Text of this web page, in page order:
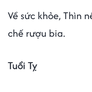
Về sức khỏe, Thìn
chế rượu bia.
Tuổi Tỵ